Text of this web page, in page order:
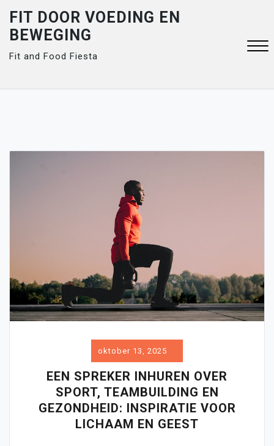
content
FIT DOOR VOEDING EN
BEWEGING
Fit and Food Fiesta
oktober 13, 2025
EEN SPREKER INHUREN OVER
SPORT, TEAMBUILDING EN
GEZONDHEID: INSPIRATIE VOOR
LICHAAM EN GEEST